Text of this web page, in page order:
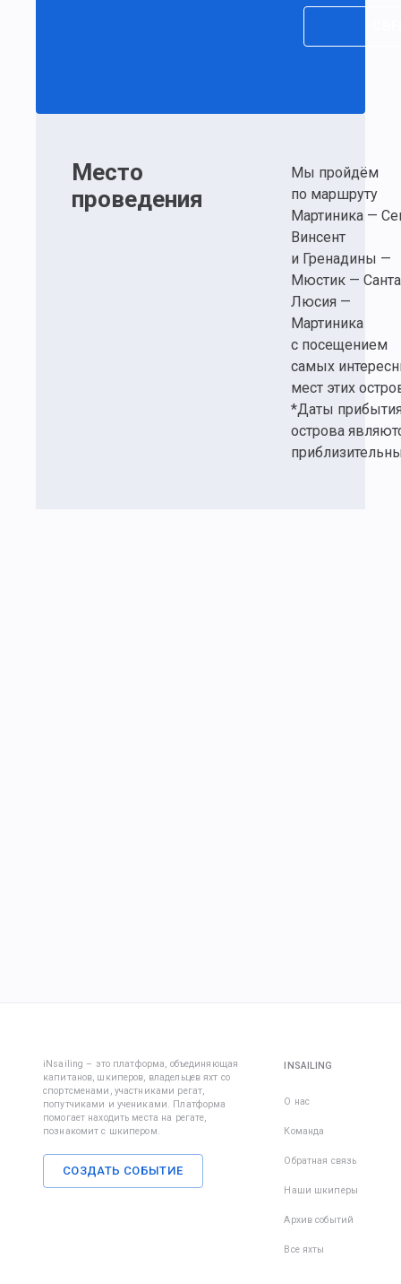
Место
проведения
Мы пройдём
по маршруту
Мартиника —
Винсент
и Гренадины —
Мюстик — Санта
Люсия —
Мартиника
с посещением
самых
мест этих
*Даты
острова
iNsailing – это платформа, объединяющая
капитанов, шкиперов, владельцев яхт со
спортсменами, участниками регат,
попутчиками и учениками. Платформа
помогает находить места на регате,
познакомит с шкипером.
СОЗДАТЬ СОБЫТИЕ
INSAILING
О нас
Команда
Обратная связь
Наши шкиперы
Архив событий
Все яхты